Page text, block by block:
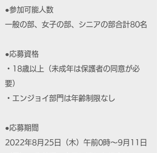
●参加可能人数
一般の部、女子の部、シニアの部合計80名
●応募資格
・18歳以上（未成年は保護者の同意が必
要）
・エンジョイ部門は年齢制限なし
●応募期間
2022年8月25日（木）午前0時～9月11日